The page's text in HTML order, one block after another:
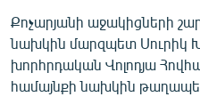
Քոչարյանի աջակիցների
նախկին մարզպետ Սուրիկ
խորհրդական Վոլոդյա
համայնքի նախկին